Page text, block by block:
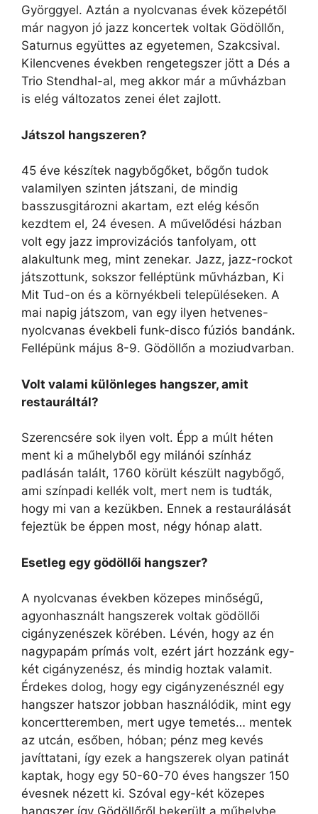
Györggyel. Aztán a nyolcvanas évek közepétől
már nagyon jó jazz koncertek voltak Gödöllőn,
Saturnus együttes az egyetemen, Szakcsival.
Kilencvenes években rengetegszer jött a Dés a
Trio Stendhal-al, meg akkor már a művházban
is elég változatos zenei élet zajlott.
Játszol hangszeren?
45 éve készítek nagybőgőket, bőgőn tudok
valamilyen szinten játszani, de mindig
basszusgitározni akartam, ezt elég későn
kezdtem el, 24 évesen. A művelődési házban
volt egy jazz improvizációs tanfolyam, ott
alakultunk meg, mint zenekar. Jazz, jazz-rockot
játszottunk, sokszor felléptünk művházban, Ki
Mit Tud-on és a környékbeli településeken. A
mai napig játszom, van egy ilyen hetvenes-
nyolcvanas évekbeli funk-disco fúziós bandánk.
Fellépünk május 8-9. Gödöllőn a moziudvarban.
Volt valami különleges hangszer, amit
restauráltál?
Szerencsére sok ilyen volt. Épp a múlt héten
ment ki a műhelyből egy milánói színház
padlásán talált, 1760 körült készült nagybőgő,
ami színpadi kellék volt, mert nem is tudták,
hogy mi van a kezükben. Ennek a restaurálását
fejeztük be éppen most, négy hónap alatt.
Esetleg egy gödöllői hangszer?
A nyolcvanas években közepes minőségű,
agyonhasznált hangszerek voltak gödöllői
cigányzenészek körében. Lévén, hogy az én
nagypapám prímás volt, ezért járt hozzánk egy-
két cigányzenész, és mindig hoztak valamit.
Érdekes dolog, hogy egy cigányzenésznél egy
hangszer hatszor jobban használódik, mint egy
koncertteremben, mert ugye temetés… mentek
az utcán, esőben, hóban; pénz meg kevés
javíttatani, így ezek a hangszerek olyan patinát
kaptak, hogy egy 50-60-70 éves hangszer 150
évesnek nézett ki. Szóval egy-két közepes